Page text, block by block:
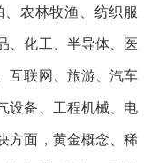
农林牧渔、纺织服
、化工、半导体、医
互联网、旅游、汽车
设备、工程机械、电
方面，黄金概念、稀